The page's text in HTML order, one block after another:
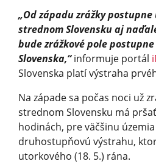
„Od západu zrážky
strednom Slovensku aj
bude zrážkové pole
Slovenska,“informuje portál
Slovenska platí výstraha
Na západe sa počas noci už
strednom Slovensku má
hodinách, pre väčšinu
druhostupňovú výstrahu,
utorkového (18. 5.) rána.